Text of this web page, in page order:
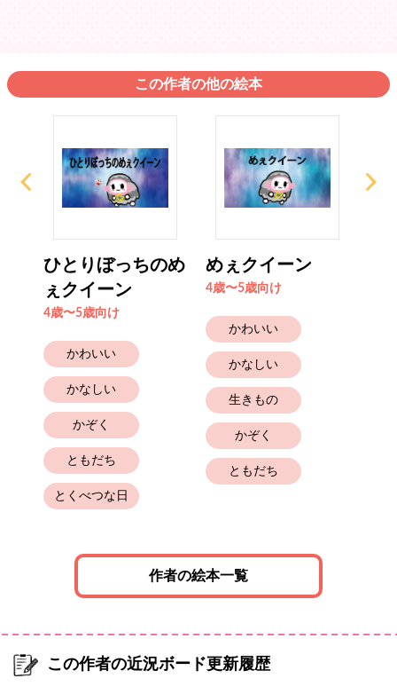
この作者の他の絵本
ひとりぼっちのめ
ぇクイーン
4歳〜5歳向け
かわいい
かなしい
かぞく
ともだち
とくべつな日
めぇクイーン
4歳〜5歳向け
かわいい
かなしい
生きもの
かぞく
ともだち
作者の絵本一覧
この作者の近況ボード更新履歴